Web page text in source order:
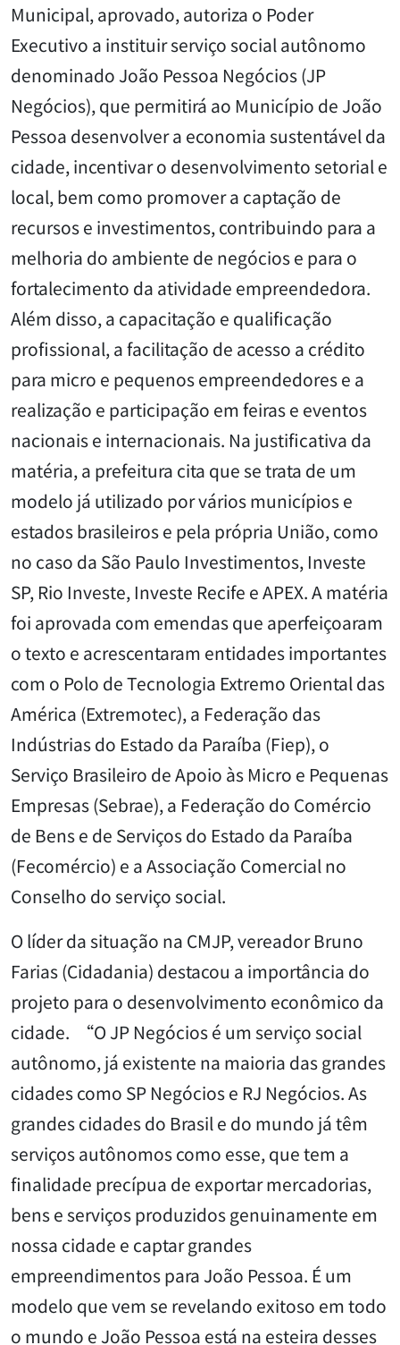
Municipal, aprovado, autoriza o Poder
Executivo a instituir serviço social autônomo
denominado João Pessoa Negócios (JP
Negócios), que permitirá ao Município de João
Pessoa desenvolver a economia sustentável da
cidade, incentivar o desenvolvimento setorial e
local, bem como promover a captação de
recursos e investimentos, contribuindo para a
melhoria do ambiente de negócios e para o
fortalecimento da atividade empreendedora.
Além disso, a capacitação e qualificação
profissional, a facilitação de acesso a crédito
para micro e pequenos empreendedores e a
realização e participação em feiras e eventos
nacionais e internacionais. Na justificativa da
matéria, a prefeitura cita que se trata de um
modelo já utilizado por vários municípios e
estados brasileiros e pela própria União, como
no caso da São Paulo Investimentos, Investe
SP, Rio Investe, Investe Recife e APEX. A matéria
foi aprovada com emendas que aperfeiçoaram
o texto e acrescentaram entidades importantes
com o Polo de Tecnologia Extremo Oriental das
América (Extremotec), a Federação das
Indústrias do Estado da Paraíba (Fiep), o
Serviço Brasileiro de Apoio às Micro e Pequenas
Empresas (Sebrae), a Federação do Comércio
de Bens e de Serviços do Estado da Paraíba
(Fecomércio) e a Associação Comercial no
Conselho do serviço social.
O líder da situação na CMJP, vereador Bruno
Farias (Cidadania) destacou a importância do
projeto para o desenvolvimento econômico da
cidade. “O JP Negócios é um serviço social
autônomo, já existente na maioria das grandes
cidades como SP Negócios e RJ Negócios. As
grandes cidades do Brasil e do mundo já têm
serviços autônomos como esse, que tem a
finalidade precípua de exportar mercadorias,
bens e serviços produzidos genuinamente em
nossa cidade e captar grandes
empreendimentos para João Pessoa. É um
modelo que vem se revelando exitoso em todo
o mundo e João Pessoa está na esteira desses